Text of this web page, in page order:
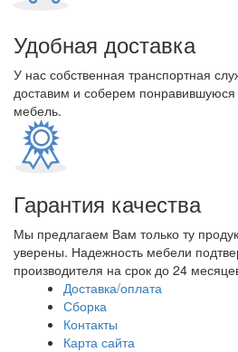
Удобная доставка
У нас собственная транспортная
доставим и соберем
мебель.
Гарантия качества
Мы предлагаем Вам только ту
уверены. Надежность мебели
производителя на срок до 24
Доставка/оплата
Сборка
Контакты
Карта сайта